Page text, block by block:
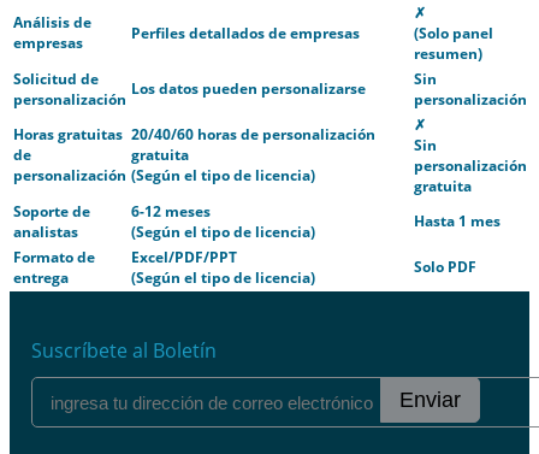
Análisis de
empresas
Perfiles detallados de empresas
✗
(Solo panel
resumen)
Solicitud de
personalización
Los datos pueden personalizarse
Sin
personalización
Horas gratuitas
de
personalización
20/40/60 horas de personalización
gratuita
(Según el tipo de licencia)
✗
Sin
personalización
gratuita
Soporte de
analistas
6-12 meses
(Según el tipo de licencia)
Hasta 1 mes
Formato de
entrega
Excel/PDF/PPT
(Según el tipo de licencia)
Solo PDF
Suscríbete al Boletín
Enviar